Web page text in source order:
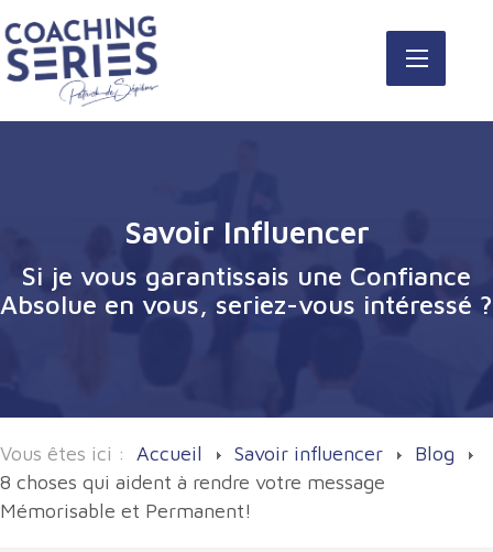
Savoir Influencer
Si je vous garantissais une Confiance
Absolue en vous, seriez-vous intéressé ?
Vous êtes ici : Accueil Savoir influencer
Blog
8 choses qui aident à rendre votre message
Mémorisable et Permanent!